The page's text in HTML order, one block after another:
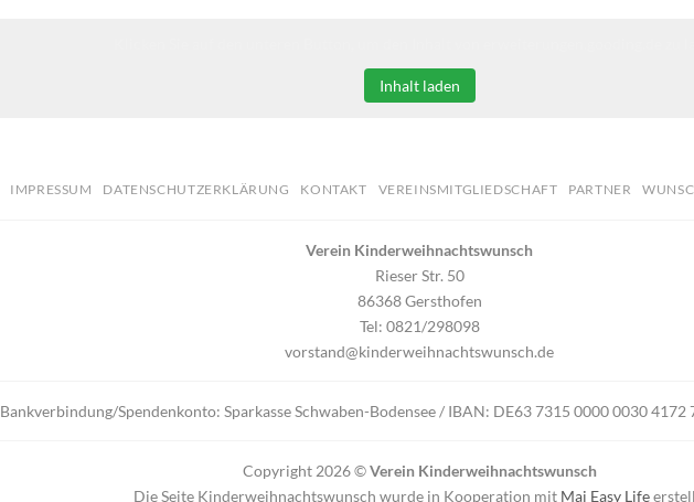
Inhalt laden
IMPRESSUM DATENSCHUTZERKLÄRUNG KONTAKT VEREINSMITGLIEDSCHAFT PARTNER
Verein Kinderweihnachtswunsch
Rieser Str. 50
86368 Gersthofen
Tel: 0821/298098
vorstand@kinderweihnachtswunsch.de
Bankverbindung/Spendenkonto: Sparkasse Schwaben-Bodensee / IBAN: DE63 7315 0000 0030
Copyright 2026 ©Verein Kinderweihnachtswunsch
Die Seite Kinderweihnachtswunsch wurde in Kooperation mit Mai Easy Life